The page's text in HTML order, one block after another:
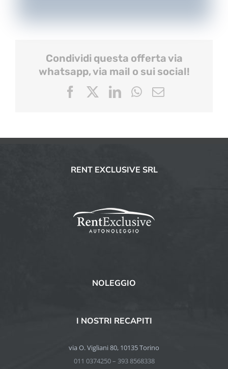
Condividi questa offerta via
whatsapp, via mail o sui social!
FacebookLinkedIn
WhatsApp
Email
RENT EXCLUSIVE SRL
NOLEGGIO
I NOSTRI RECAPITI
via O. Vigliani 80, 10135 Torino
011 0374250 – 393 8568338